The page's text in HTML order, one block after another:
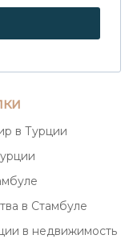
в Турции
в Стамбуле
в недвижимость